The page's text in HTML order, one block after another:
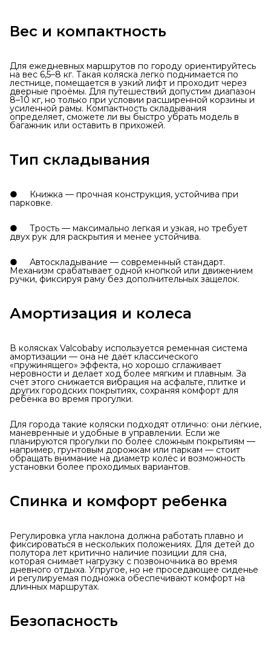
Вес и компактность
Для ежедневных маршрутов по городу ориентируйтесь
на вес 6,5–8 кг. Такая коляска легко поднимается по
лестнице, помещается в узкий лифт и проходит через
дверные проёмы. Для путешествий допустим диапазон
8–10 кг, но только при условии расширенной корзины и
усиленной рамы. Компактность складывания
определяет, сможете ли вы быстро убрать модель в
багажник или оставить в прихожей.
Тип складывания
● Книжка — прочная конструкция, устойчива при
парковке.
● Трость — максимально легкая и узкая, но требует
двух рук для раскрытия и менее устойчива.
● Автоскладывание — современный стандарт.
Механизм срабатывает одной кнопкой или движением
ручки, фиксируя раму без дополнительных защелок.
Амортизация и колеса
В колясках Valcobaby используется ременная система
амортизации — она не даёт классического
«пружинящего» эффекта, но хорошо сглаживает
неровности и делает ход более мягким и плавным. За
счёт этого снижается вибрация на асфальте, плитке и
других городских покрытиях, сохраняя комфорт для
ребёнка во время прогулки.
Для города такие коляски подходят отлично: они лёгкие,
маневренные и удобные в управлении. Если же
планируются прогулки по более сложным покрытиям —
например, грунтовым дорожкам или паркам — стоит
обращать внимание на диаметр колёс и возможность
установки более проходимых вариантов.
Спинка и комфорт ребенка
Регулировка угла наклона должна работать плавно и
фиксироваться в нескольких положениях. Для детей до
полутора лет критично наличие позиции для сна,
которая снимает нагрузку с позвоночника во время
дневного отдыха. Упругое, но не проседающее сиденье
и регулируемая подножка обеспечивают комфорт на
длинных маршрутах.
Безопасность